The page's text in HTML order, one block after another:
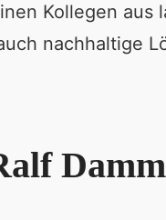
Kollegen aus
nachhaltige